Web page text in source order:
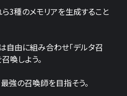
ら3種のメモリアを生成すること
自由に組み合わせ「デルタ召
喚しよう。
強の召喚師を目指そう。